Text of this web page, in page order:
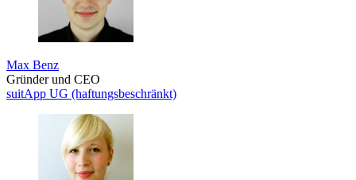
Max Benz
Gründer und CEO
suitApp UG (haftungsbeschränkt)